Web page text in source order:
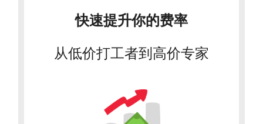
快速提升你的费率
从低价打工者到高价专家